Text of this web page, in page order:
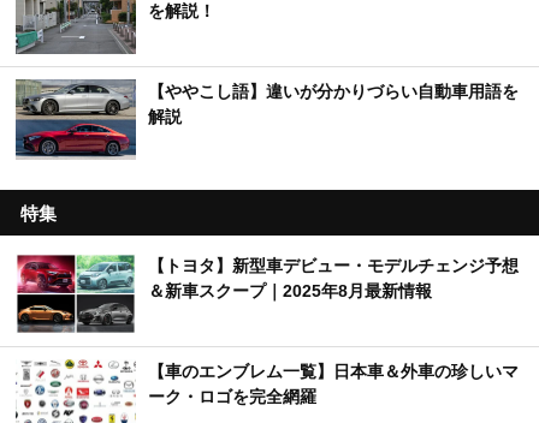
を解説！
【ややこし語】違いが分かりづらい自動車用語を
解説
特集
【トヨタ】新型車デビュー・モデルチェンジ予想
＆新車スクープ｜2025年8月最新情報
【車のエンブレム一覧】日本車＆外車の珍しいマ
ーク・ロゴを完全網羅